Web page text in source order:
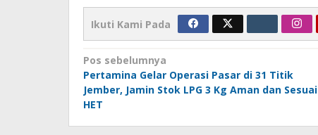
Ikuti Kami Pada
Navigasi
pos
Pos sebelumnya
Pertamina Gelar Operasi Pasar di 31 Titik
Jember, Jamin Stok LPG 3 Kg Aman dan Sesuai
HET